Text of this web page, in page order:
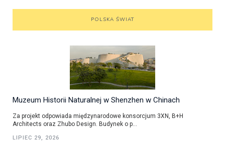
POLSKA ŚWIAT
Muzeum Historii Naturalnej w Shenzhen w Chinach
Za projekt odpowiada międzynarodowe konsorcjum 3XN, B+H
Architects oraz Zhubo Design. Budynek o p...
LIPIEC 29, 2026